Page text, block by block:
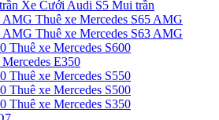
Xe Cưới Audi S5 Mui trần
Thuê xe Mercedes S65 AMG
Thuê xe Mercedes S63 AMG
Thuê xe Mercedes S600
E350
Thuê xe Mercedes S550
Thuê xe Mercedes S500
Thuê xe Mercedes S350